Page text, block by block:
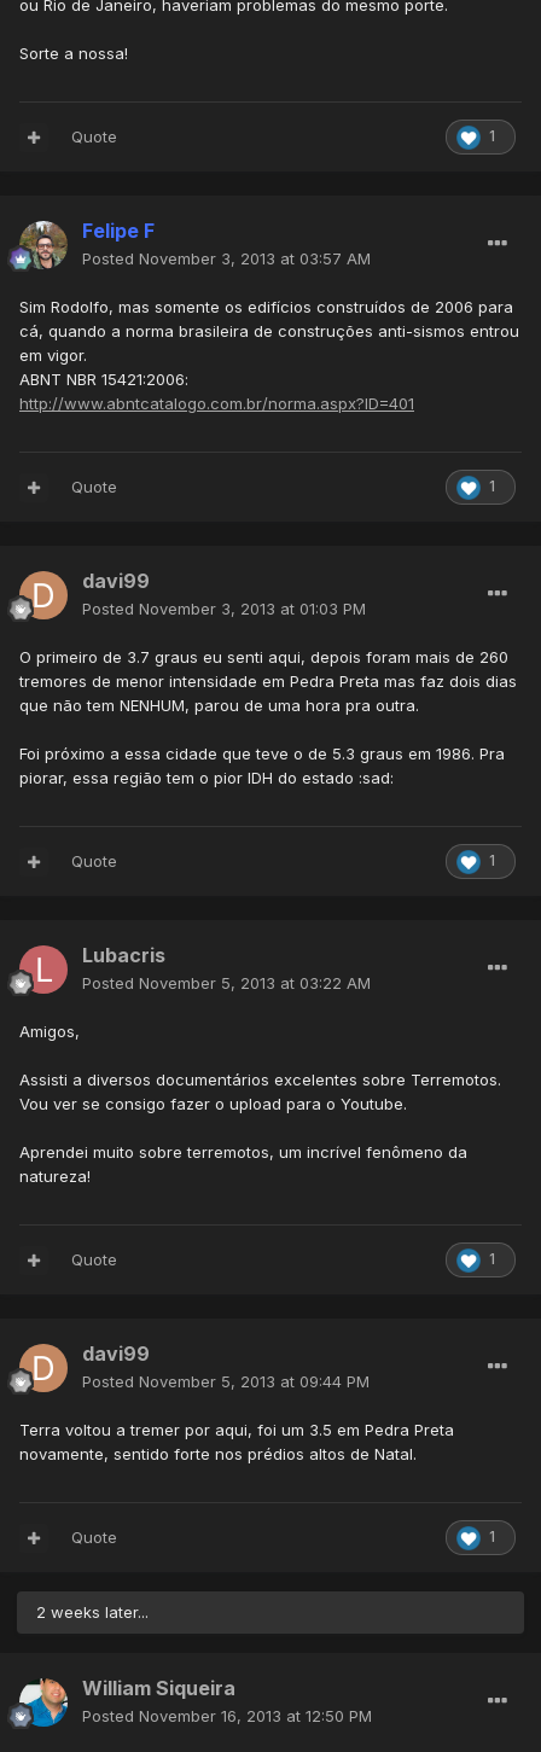
ou Rio de Janeiro, haveriam problemas do mesmo porte.
Sorte a nossa!
1
Quote
Felipe F
Posted November 3, 2013 at 03:57 AM
Sim Rodolfo, mas somente os edifícios construídos de 2006 para
cá, quando a norma brasileira de construções anti-sismos entrou
em vigor.
ABNT NBR 15421:2006:
http://www.abntcatalogo.com.br/norma.aspx?ID=401
1
Quote
davi99
Posted November 3, 2013 at 01:03 PM
O primeiro de 3.7 graus eu senti aqui, depois foram mais de 260
tremores de menor intensidade em Pedra Preta mas faz dois dias
que não tem NENHUM, parou de uma hora pra outra.
Foi próximo a essa cidade que teve o de 5.3 graus em 1986. Pra
piorar, essa região tem o pior IDH do estado :sad:
1
Quote
Lubacris
Posted November 5, 2013 at 03:22 AM
Amigos,
Assisti a diversos documentários excelentes sobre Terremotos.
Vou ver se consigo fazer o upload para o Youtube.
Aprendei muito sobre terremotos, um incrível fenômeno da
natureza!
1
Quote
davi99
Posted November 5, 2013 at 09:44 PM
Terra voltou a tremer por aqui, foi um 3.5 em Pedra Preta
novamente, sentido forte nos prédios altos de Natal.
1
Quote
2 weeks later...
William Siqueira
Posted November 16, 2013 at 12:50 PM